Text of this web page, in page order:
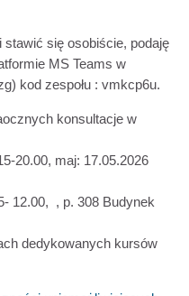
się osobiście, podaję
MS Teams w
kod zespołu : vmkcp6u.
konsultacje w
20.00, maj: 17.05.2026
12.00, , p. 308 Budynek
dedykowanych kursów